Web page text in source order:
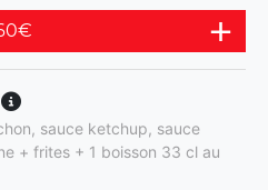
€
sauce ketchup, sauce
+ frites + 1 boisson 33 cl au